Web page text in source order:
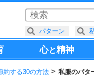
心と精神
約する30の方法 私服のパタ
パターン